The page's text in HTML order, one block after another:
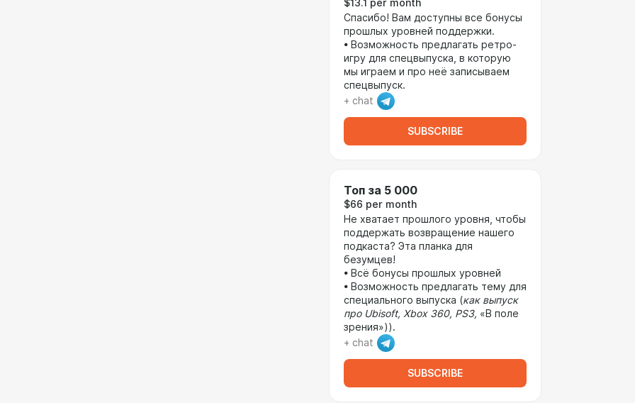
$13.1 per month
Спасибо! Вам доступны все бонусы
прошлых уровней поддержки.
• Возможность предлагать ретро-
игру для спецвыпуска, в которую
мы играем и про неё записываем
спецвыпуск.
+ chat
SUBSCRIBE
Топ за 5 000
$66 per month
Не хватает прошлого уровня, чтобы
поддержать возвращение нашего
подкаста? Эта планка для
безумцев!
• Всё бонусы прошлых уровней
• Возможность предлагать тему для
специального выпуска (как выпуск
про Ubisoft, Xbox 360, PS3, «В поле
зрения»)).
+ chat
SUBSCRIBE